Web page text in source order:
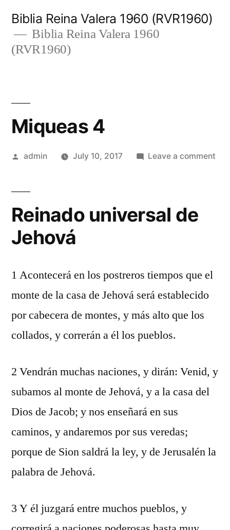
content
Biblia Reina Valera 1960 (RVR1960)
Biblia Reina Valera 1960
(RVR1960)
Miqueas 4
Posted
admin July 10, 2017 Leave a comment
Reinado universal de
Jehová
1 Acontecerá en los postreros tiempos que el
monte de la casa de Jehová será establecido
por cabecera de montes, y más alto que los
collados, y correrán a él los pueblos.
2 Vendrán muchas naciones, y dirán: Venid, y
subamos al monte de Jehová, y a la casa del
Dios de Jacob; y nos enseñará en sus
caminos, y andaremos por sus veredas;
porque de Sion saldrá la ley, y de Jerusalén la
palabra de Jehová.
3 Y él juzgará entre muchos pueblos, y